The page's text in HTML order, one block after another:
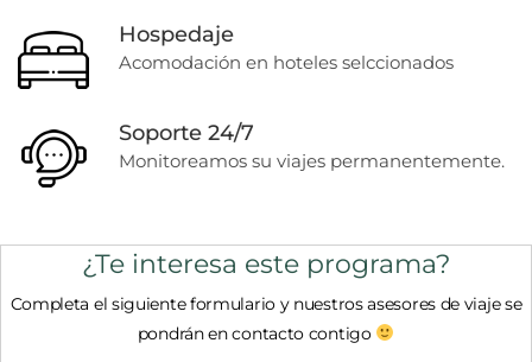
Hospedaje
Acomodación en hoteles selccionados
Soporte 24/7
Monitoreamos su viajes permanentemente.
¿Te interesa este programa?
Completa el siguiente formulario y nuestros asesores de viaje se
pondrán en contacto contigo